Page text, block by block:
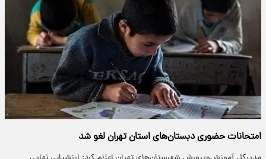
امتحانات حضوری دبستان‌های استان تهران لغو شد